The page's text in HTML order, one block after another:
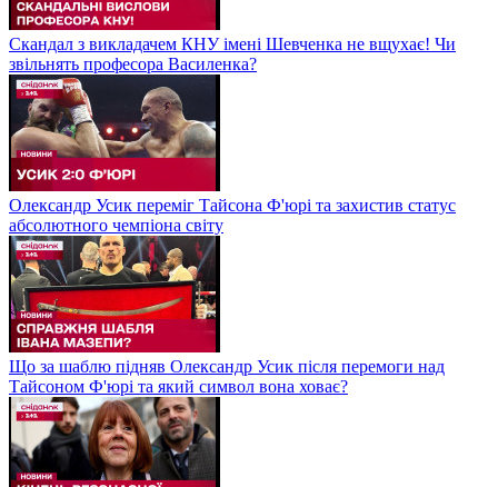
Скандал з викладачем КНУ імені Шевченка не вщухає! Чи
звільнять професора Василенка?
Олександр Усик переміг Тайсона Ф'юрі та захистив статус
абсолютного чемпіона світу
Що за шаблю підняв Олександр Усик після перемоги над
Тайсоном Ф'юрі та який символ вона ховає?